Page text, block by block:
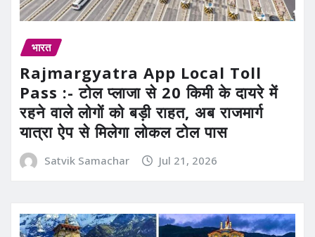
भारत
Rajmargyatra App Local Toll
Pass :- टोल प्लाजा से 20 किमी के दायरे में
रहने वाले लोगों को बड़ी राहत, अब राजमार्ग
यात्रा ऐप से मिलेगा लोकल टोल पास
Satvik Samachar Jul 21, 2026